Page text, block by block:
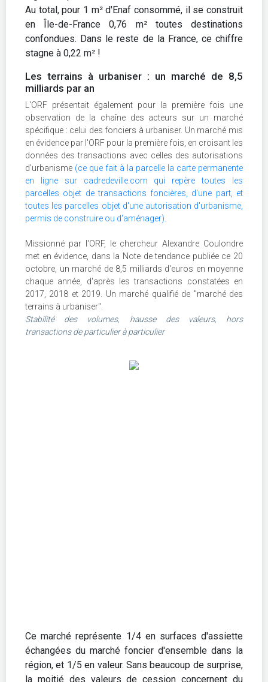
Au total, pour 1 m² d'Enaf consommé, il se construit
en Île-de-France 0,76 m² toutes destinations
confondues. Dans le reste de la France, ce chiffre
stagne à 0,22 m² !
Les terrains à urbaniser : un marché de 8,5
milliards par an
L'ORF présentait également pour la première fois une
observation de la chaîne des acteurs sur un marché
spécifique : celui des fonciers à urbaniser. Un marché mis
en évidence par l'ORF pour la première fois, en croisant les
données des transactions avec celles des autorisations
d'urbanisme (ce que fait à la parcelle la carte permanente
en ligne sur cadredeville.com qui repère toutes les
parcelles objet de transactions foncières, d'une part, et
toutes les parcelles objet d'une autorisation d'urbanisme,
permis de construire ou d'aménager).
Missionné par l'ORF, le chercheur Alexandre Coulondre
met en évidence, dans la Note de tendance publiée ce 20
octobre, un marché de 8,5 milliards d'euros en moyenne
chaque année, d'après les transactions constatées en
2017, 2018 et 2019. Un marché qualifié de "marché des
terrains à urbaniser".
Stabilité des volumes, hausse des valeurs, hors
transactions de particulier à particulier
Ce marché représente 1/4 en surfaces d'assiette
échangées du marché foncier d'ensemble dans la
région, et 1/5 en valeur. Sans beaucoup de surprise,
la moitié des valeurs de cession concernent du